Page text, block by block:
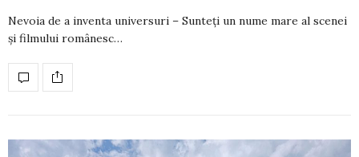
Nevoia de a inventa universuri – Sunteți un nume mare al scenei
și filmului românesc…